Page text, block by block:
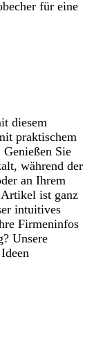
für eine
diesem
praktischem
Sie
während der
an Ihrem
Artikel ist ganz
intuitives
Firmeninfos
Unsere